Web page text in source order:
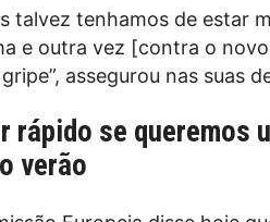
talvez tenhamos de estar
e outra vez [contra o
assegurou nas suas
rápido se queremos
verão